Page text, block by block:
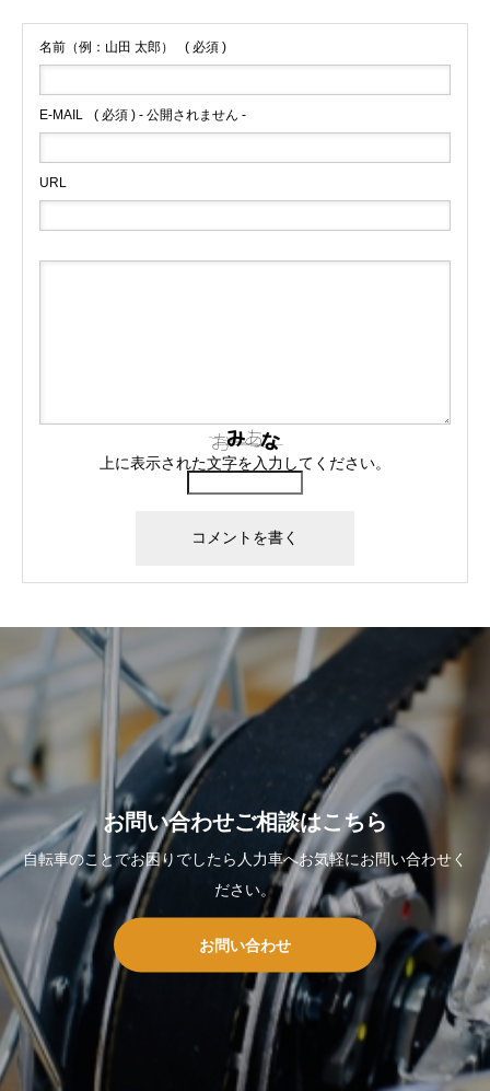
名前（例：山田 太郎） ( 必須 )
E-MAIL ( 必須 ) - 公開されません -
URL
上に表示された文字を入力してください。
お問い合わせご相談はこちら
自転車のことでお困りでしたら人力車へお気軽にお問い合わせく
ださい。
お問い合わせ